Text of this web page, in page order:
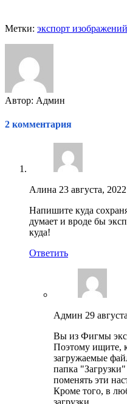
Метки: экспорт изображений
Автор: Админ
2 комментария
Алина 23 августа, 2022
Напишите куда
думает и вроде бы
куда!
Ответить
Админ 29
Вы из Фигмы
Поэтому ищите,
загружаемые
папка
поменять эти
Кроме того, в